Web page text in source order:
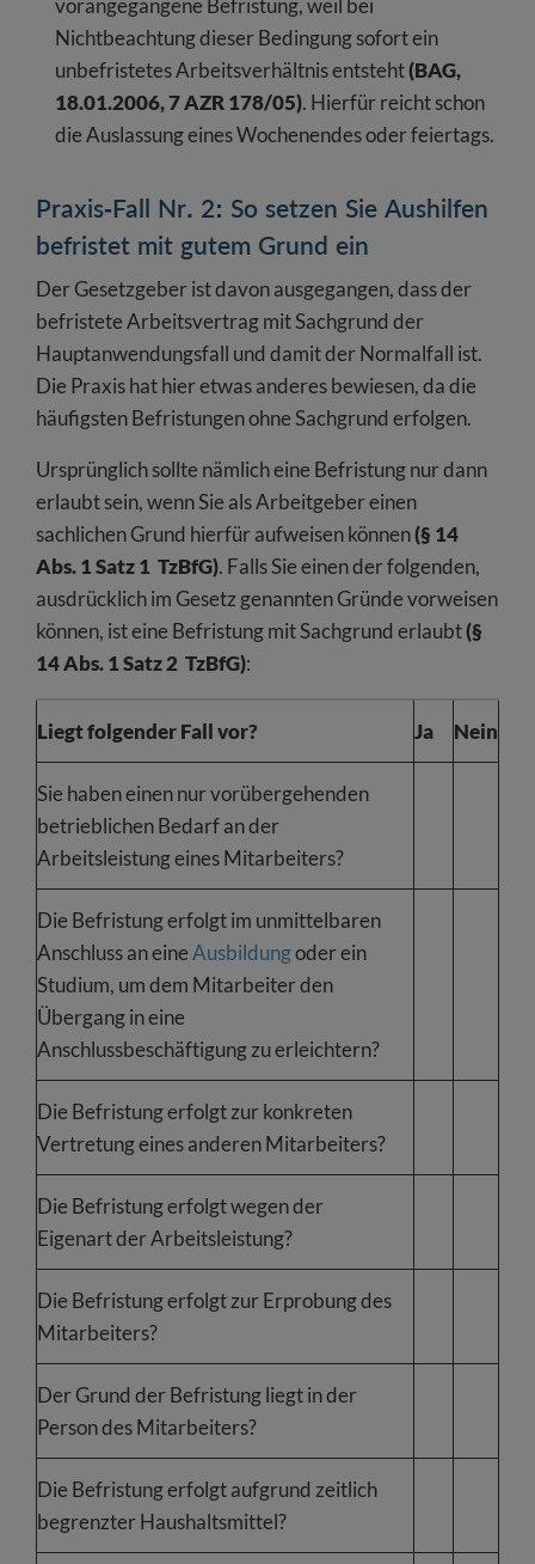
vorangegangene Befristung, weil bei
Nichtbeachtung dieser Bedingung sofort ein
unbefristetes Arbeitsverhältnis entsteht(BAG,
18.01.2006, 7 AZR 178/05). Hierfür reicht schon
die Auslassung eines Wochenendes oder feiertags.
Praxis-Fall Nr. 2: So setzen Sie Aushilfen
befristet mit gutem Grund ein
Der Gesetzgeber ist davon ausgegangen, dass der
befristete Arbeitsvertrag mit Sachgrund der
Hauptanwendungsfall und damit der Normalfall ist.
Die Praxis hat hier etwas anderes bewiesen, da die
häufigsten Befristungen ohne Sachgrund erfolgen.
Ursprünglich sollte nämlich eine Befristung nur dann
erlaubt sein, wenn Sie als Arbeitgeber einen
sachlichen Grund hierfür aufweisen können(§ 14
Abs. 1 Satz 1 TzBfG). Falls Sie einen der folgenden,
ausdrücklich im Gesetz genannten Gründe vorweisen
können, ist eine Befristung mit Sachgrund erlaubt(§
14 Abs. 1 Satz 2 TzBfG):
Liegt folgender Fall vor? Ja Nein
Sie haben einen nur vorübergehenden
betrieblichen Bedarf an der
Arbeitsleistung eines Mitarbeiters?
Die Befristung erfolgt im unmittelbaren
Anschluss an eineAusbildungoder ein
Studium, um dem Mitarbeiter den
Übergang in eine
Anschlussbeschäftigung zu erleichtern?
Die Befristung erfolgt zur konkreten
Vertretung eines anderen Mitarbeiters?
Die Befristung erfolgt wegen der
Eigenart der Arbeitsleistung?
Die Befristung erfolgt zur Erprobung des
Mitarbeiters?
Der Grund der Befristung liegt in der
Person des Mitarbeiters?
Die Befristung erfolgt aufgrund zeitlich
begrenzter Haushaltsmittel?